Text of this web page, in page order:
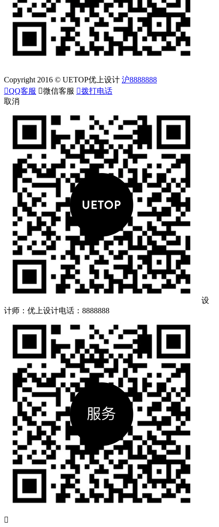
Copyright 2016 © UETOP优上设计 沪8888888
QQ客服 微信客服 拨打电话
取消
设
计师：优上设计电话：8888888
